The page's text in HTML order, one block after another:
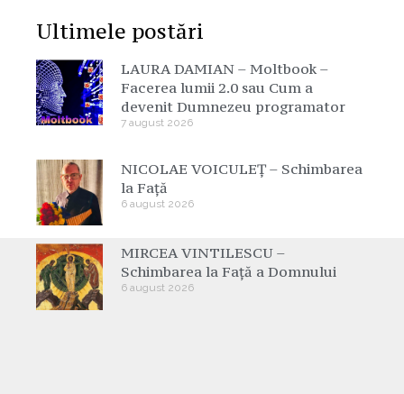
Ultimele postări
LAURA DAMIAN – Moltbook –
Facerea lumii 2.0 sau Cum a
devenit Dumnezeu programator
7 august 2026
NICOLAE VOICULEȚ – Schimbarea
la Față
6 august 2026
MIRCEA VINTILESCU –
Schimbarea la Față a Domnului
6 august 2026